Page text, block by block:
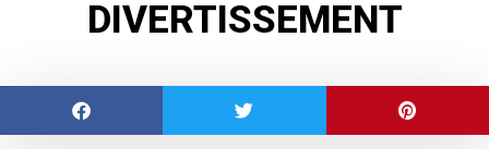
DIVERTISSEMENT